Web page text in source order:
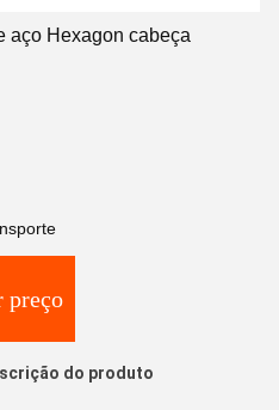
aço Hexagon cabeça
preço
do produto